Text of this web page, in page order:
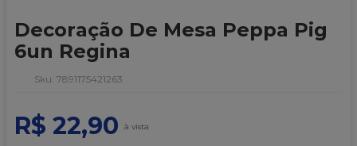
Decoração De Mesa Peppa Pig
6un Regina
: 7891175421263
R$ 22,90
6
granulado
9º
caixa kraft